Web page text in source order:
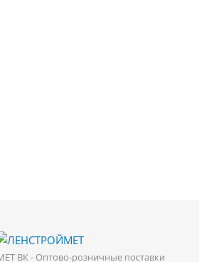
ВК - Оптово-розничные поставки